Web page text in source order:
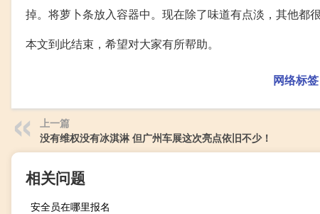
掉。将萝卜条放入容器中。现在除了味道有点淡，其他都
本文到此结束，希望对大家有所帮助。
网络标签
上一篇
没有维权没有冰淇淋 但广州车展这次亮点依旧不少！
相关问题
安全员在哪里报名